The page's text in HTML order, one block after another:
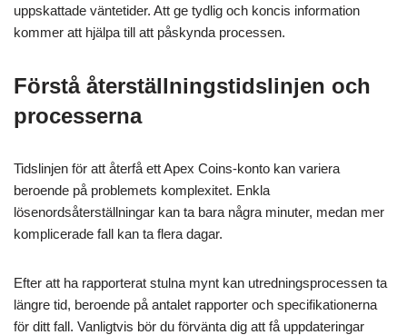
uppskattade väntetider. Att ge tydlig och koncis information
kommer att hjälpa till att påskynda processen.
Förstå återställningstidslinjen och
processerna
Tidslinjen för att återfå ett Apex Coins-konto kan variera
beroende på problemets komplexitet. Enkla
lösenordsåterställningar kan ta bara några minuter, medan mer
komplicerade fall kan ta flera dagar.
Efter att ha rapporterat stulna mynt kan utredningsprocessen ta
längre tid, beroende på antalet rapporter och specifikationerna
för ditt fall. Vanligtvis bör du förvänta dig att få uppdateringar